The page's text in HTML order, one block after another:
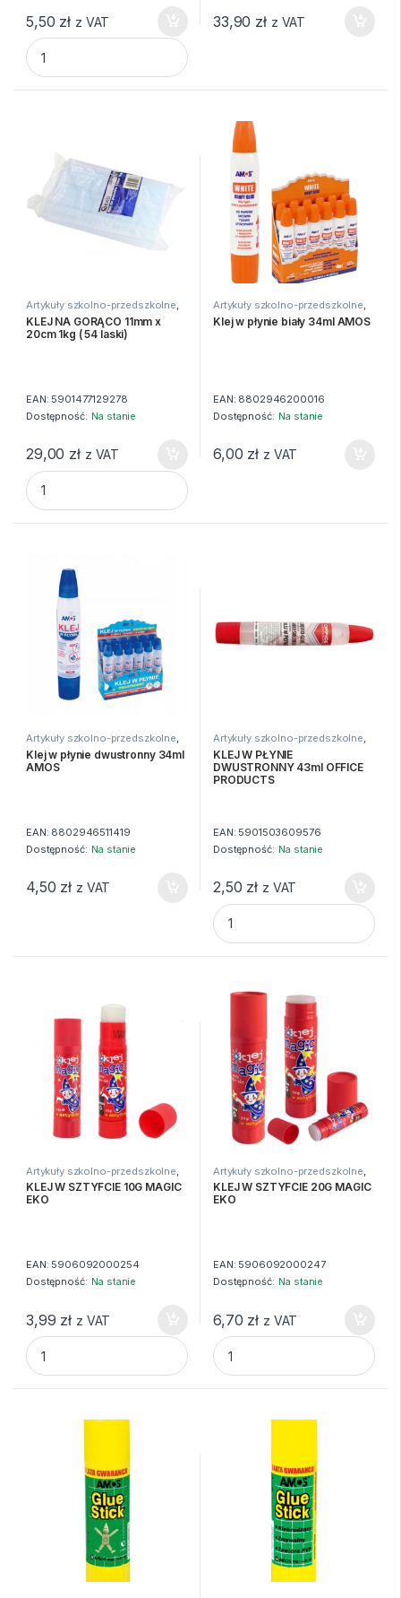
5,50 zł z VAT
KLEJ INTROLIGATORSKI MAGIC 45g TUBA EKO quantity
33,90 zł z VAT
Artykuły szkolno-przedszkolne,
Kleje ,Kleje i nożyczki
KLEJ NA GORĄCO 11mm x
20cm 1kg ( 54 laski)
EAN: 5901477129278
Dostępność: Na stanie
29,00 zł z VAT
KLEJ NA GORĄCO 11mm x 20cm 1kg ( 54 laski) quantity
Artykuły szkolno-przedszkolne,
Kleje Kleje i nożyczki
Klej w płynie biały 34ml AMOS
EAN: 8802946200016
Dostępność: Na stanie
6,00 zł z VAT
Artykuły szkolno-przedszkolne,
Kleje Kleje i nożyczki
Klej w płynie dwustronny 34ml
AMOS
EAN: 8802946511419
Dostępność: Na stanie
4,50 zł z VAT
Artykuły szkolno-przedszkolne,
Kleje ,Kleje i nożyczki
KLEJ W PŁYNIE
DWUSTRONNY 43ml OFFICE
PRODUCTS
EAN: 5901503609576
Dostępność: Na stanie
2,50 zł z VAT
KLEJ W PŁYNIE
Artykuły szkolno-przedszkolne
Kleje ,Kleje i nożyczki
KLEJ W SZTYFCIE 10G MAGIC
EKO
EAN: 5906092000254
Dostępność: Na stanie
3,99 zł z VAT
KLEJ W SZTYFCIE 10G MAGIC EKO quantity
Artykuły szkolno-przedszkolne
Kleje ,Kleje i nożyczki
KLEJ W SZTYFCIE 20G MAGIC
EKO
EAN: 5906092000247
Dostępność: Na stanie
6,70 zł z VAT
KLEJ W SZTYFCIE 20G